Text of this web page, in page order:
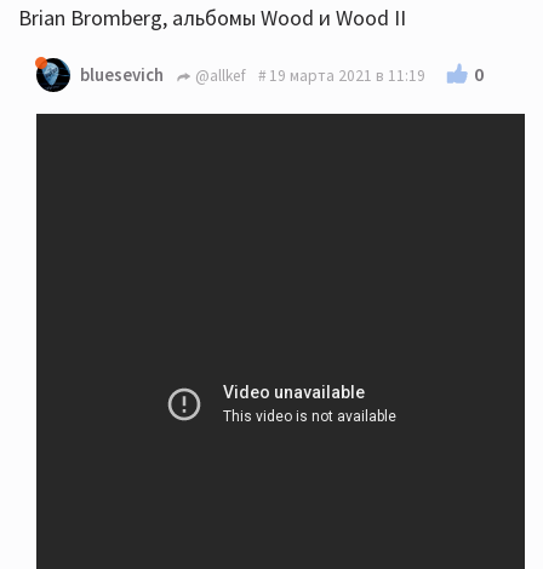
Brian Bromberg, альбомы Wood и Wood II
bluesevich @allkef 19 марта 2021 в 11:19 0